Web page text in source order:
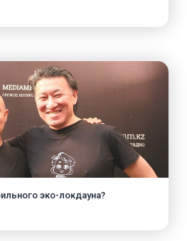
эко-локдауна?